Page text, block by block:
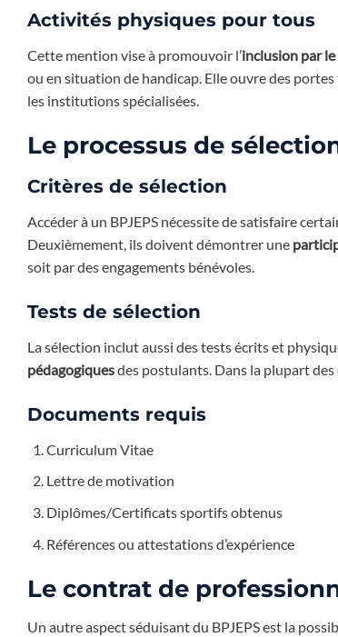
Activités physiques pour tous
Cette mention vise à promouvoir l’inclusion par
ou en situation de handicap. Elle ouvre des
les institutions spécialisées.
Le processus de
Critères de sélection
Accéder à un BPJEPS nécessite de satisfaire
Deuxièmement, ils doivent démontrer une
soit par des engagements bénévoles.
Tests de sélection
La sélection inclut aussi des tests écrits et
pédagogiquesdes postulants. Dans la plupart
Documents requis
Curriculum Vitae
Lettre de motivation
Diplômes/Certificats sportifs obtenus
Références ou attestations d’expérience
Le contrat de
Un autre aspect séduisant du BPJEPS est la